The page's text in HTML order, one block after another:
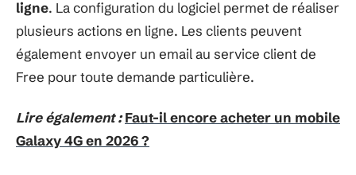
ligne. La configuration du logiciel permet de réaliser
plusieurs actions en ligne. Les clients peuvent
également envoyer un email au service client de
Free pour toute demande particulière.
Lire également : Faut-il encore acheter un mobile
Galaxy 4G en 2026 ?